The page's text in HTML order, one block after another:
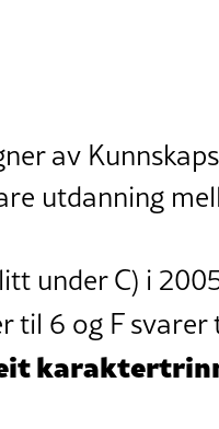
av
utdanning
under C) i
til 6 og F svarer